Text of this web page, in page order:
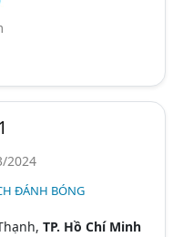
2024
ĐÁNH BÓNG
TP. Hồ Chí Minh